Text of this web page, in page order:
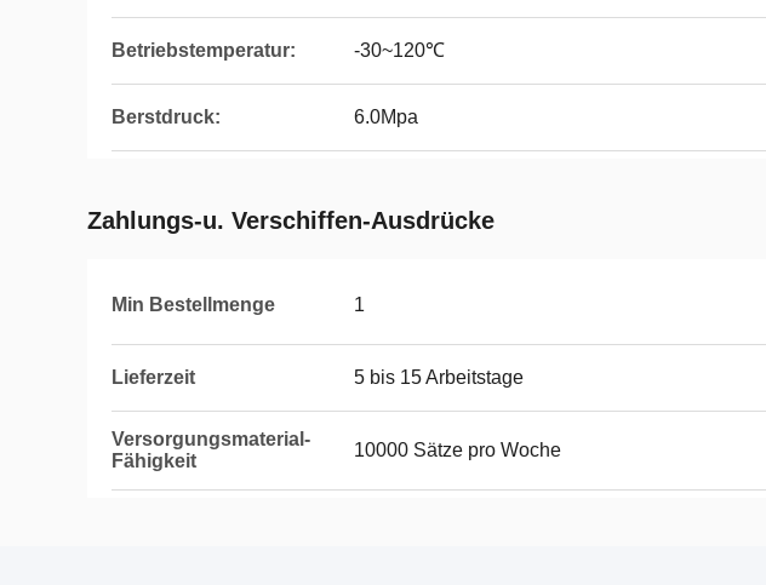
Betriebstemperatur: -30~120℃
Berstdruck: 6.0Mpa
Zahlungs-u. Verschiffen-Ausdrücke
Min Bestellmenge 1
Lieferzeit 5 bis 15 Arbeitstage
Versorgungsmaterial-
Fähigkeit
10000 Sätze pro Woche